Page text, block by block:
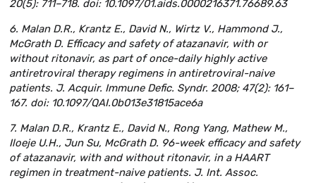
20(5): 711–718. doi: 10.1097/01.aids.0000216371.76689.63
6. Malan D.R., Krantz E., David N., Wirtz V., Hammond J.,
McGrath D. Efficacy and safety of atazanavir, with or
without ritonavir, as part of once-daily highly active
antiretroviral therapy regimens in antiretroviral-naive
patients. J. Acquir. Immune Defic. Syndr. 2008; 47(2): 161–
167. doi: 10.1097/QAI.0b013e31815ace6a
7. Malan D.R., Krantz E., David N., Rong Yang, Mathew M.,
Iloeje U.H., Jun Su, McGrath D. 96-week efficacy and safety
of atazanavir, with and without ritonavir, in a HAART
regimen in treatment-naive patients. J. Int. Assoc.